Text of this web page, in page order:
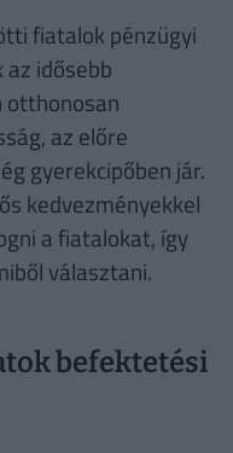
fiatalok pénzügyi
idősebb
otthonosan
az előre
gyerekcipőben jár.
kedvezményekkel
a fiatalokat, így
választani.
befektetési